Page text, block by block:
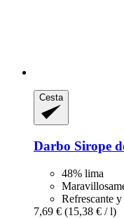
Cesta
Darbo Sirope
48% lima
Refrescante
7,69 € (15,38 € / l)